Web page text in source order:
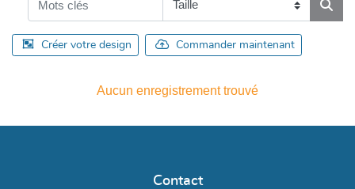
Créer votre design Commander maintenant
Aucun enregistrement trouvé
Contact